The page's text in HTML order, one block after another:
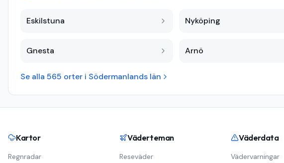
Eskilstuna Nyköping
Gnesta Arnö
Se alla 565 orter i Södermanlands län
Kartor
Regnradar
Väderteman
Reseväder
Väderdata
Vädervarningar